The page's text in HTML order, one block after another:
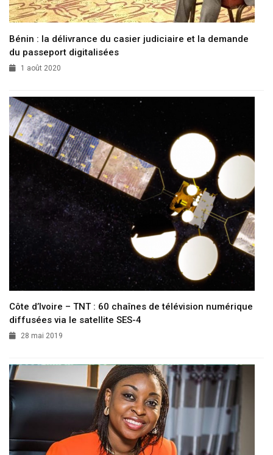
Bénin : la délivrance du casier judiciaire et la demande
du passeport digitalisées
1 août 2020
Côte d’Ivoire – TNT : 60 chaînes de télévision numérique
diffusées via le satellite SES-4
28 mai 2019